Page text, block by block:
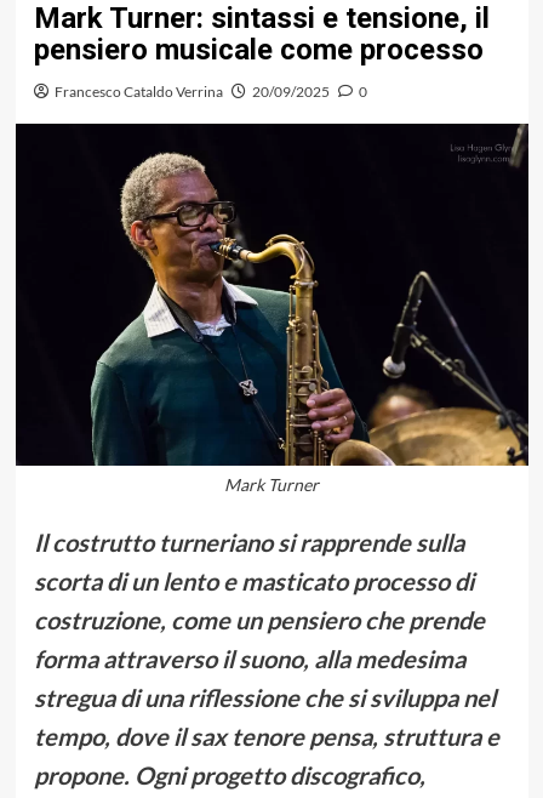
Mark Turner: sintassi e tensione, il
pensiero musicale come processo
Francesco Cataldo Verrina 20/09/2025 0
Mark Turner
Il costrutto turneriano si rapprende sulla
scorta di un lento e masticato processo di
costruzione, come un pensiero che prende
forma attraverso il suono, alla medesima
stregua di una riflessione che si sviluppa nel
tempo, dove il sax tenore pensa, struttura e
propone. Ogni progetto discografico,